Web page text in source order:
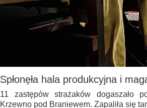
Spłonęła hala produkcyjna i
11 zastępów strażaków dogaszało
Krzewno pod Braniewem. Zapaliła się